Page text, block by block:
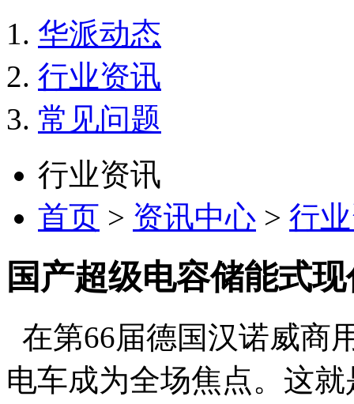
华派动态
行业资讯
常见问题
行业资讯
首页 > 资讯中心 > 行
国产超级电容储能式
在第66届德国汉诺威商
电车成为全场焦点。这